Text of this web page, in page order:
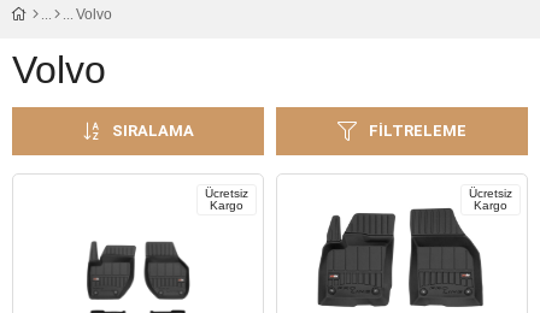
Volvo
Volvo
FILTRELEME
SIRALAMA
Ücretsiz
Kargo
Ücretsiz
Kargo